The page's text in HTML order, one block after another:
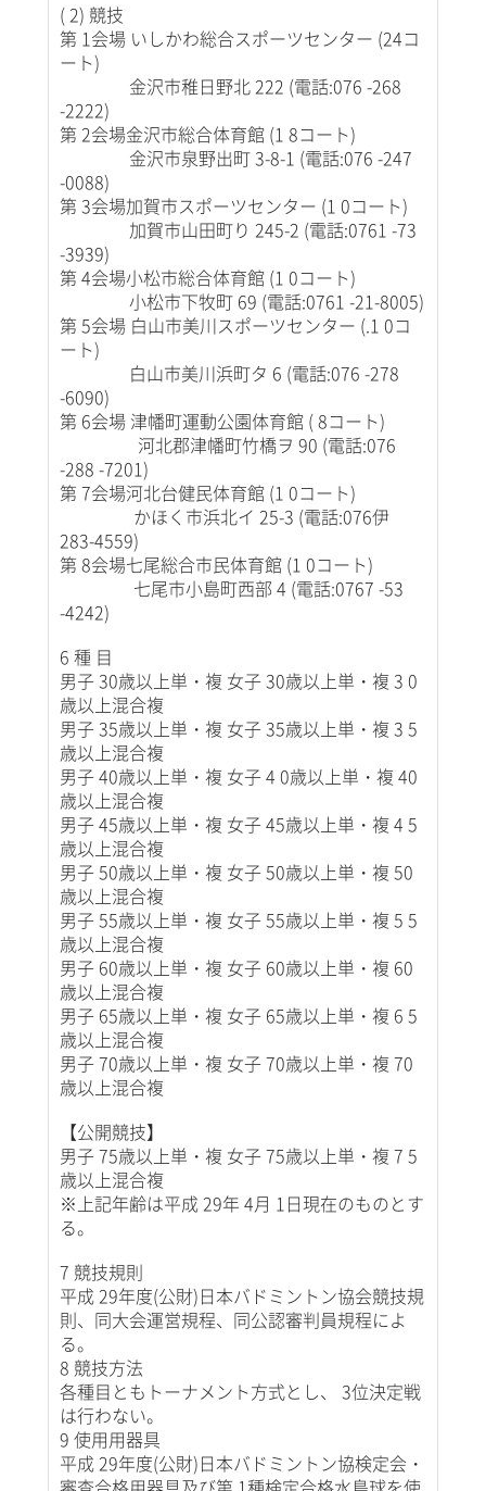
( 2) 競技
第 1会場 いしかわ総合スポーツセンター (24コ
ート)
金沢市稚日野北 222 (電話:076 -268
-2222)
第 2会場金沢市総合体育館 (1 8コート)
金沢市泉野出町 3-8-1 (電話:076 -247
-0088)
第 3会場加賀市スポーツセンター (1 0コート)
加賀市山田町り 245-2 (電話:0761 -73
-3939)
第 4会場小松市総合体育館 (1 0コート)
小松市下牧町 69 (電話:0761 -21-8005)
第 5会場 白山市美川スポーツセンター (.1 0コ
ート)
白山市美川浜町タ 6 (電話:076 -278
-6090)
第 6会場 津幡町運動公園体育館 ( 8コート)
河北郡津幡町竹橋ヲ 90 (電話:076
-288 -7201)
第 7会場河北台健民体育館 (1 0コート)
かほく市浜北イ 25-3 (電話:076伊
283-4559)
第 8会場七尾総合市民体育館 (1 0コート)
七尾市小島町西部 4 (電話:0767 -53
-4242)
6 種 目
男子 30歳以上単・複 女子 30歳以上単・複 3 0
歳以上混合複
男子 35歳以上単・複 女子 35歳以上単・複 3 5
歳以上混合複
男子 40歳以上単・複 女子 4 0歳以上単・複 40
歳以上混合複
男子 45歳以上単・複 女子 45歳以上単・複 4 5
歳以上混合複
男子 50歳以上単・複 女子 50歳以上単・複 50
歳以上混合複
男子 55歳以上単・複 女子 55歳以上単・複 5 5
歳以上混合複
男子 60歳以上単・複 女子 60歳以上単・複 60
歳以上混合複
男子 65歳以上単・複 女子 65歳以上単・複 6 5
歳以上混合複
男子 70歳以上単・複 女子 70歳以上単・複 70
歳以上混合複
【公開競技】
男子 75歳以上単・複 女子 75歳以上単・複 7 5
歳以上混合複
※上記年齢は平成 29年 4月 1日現在のものとす
る。
7 競技規則
平成 29年度(公財)日本バドミントン協会競技規
則、同大会運営規程、同公認審判員規程によ
る。
8 競技方法
各種目ともトーナメント方式とし、 3位決定戦
は行わない。
9 使用用器具
平成 29年度(公財)日本バドミントン協検定会・